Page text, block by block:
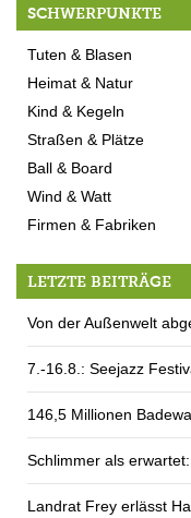
SCHWERPUNKTE
Tuten & Blasen
Heimat & Natur
Kind & Kegeln
Straßen & Plätze
Ball & Board
Wind & Watt
Firmen & Fabriken
LETZTE BEITRÄGE
Von der Außenwelt
7.-16.8.: Seejazz
146,5 Millionen
Schlimmer als
Landrat Frey erlässt